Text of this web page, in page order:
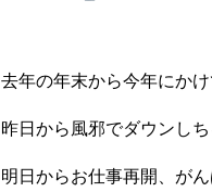
去年の年末から今年にか
昨日から風邪でダウンし
明日からお仕事再開、がん